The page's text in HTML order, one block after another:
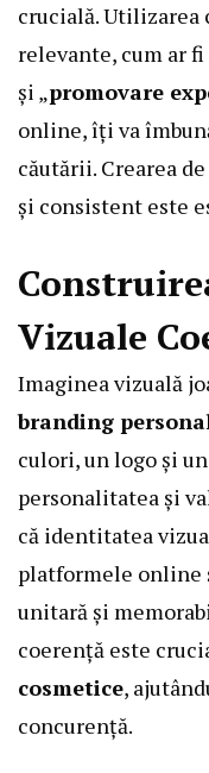
crucială. Utilizarea
relevante, cum ar fi
și „promovare
online, îți va
căutării. Crearea
și consistent este
Vizuale
Imaginea vizuală
branding
culori, un logo și
personalitatea și
că identitatea
platformele online
unitară și
coerență este
cosmetice,
concurență.